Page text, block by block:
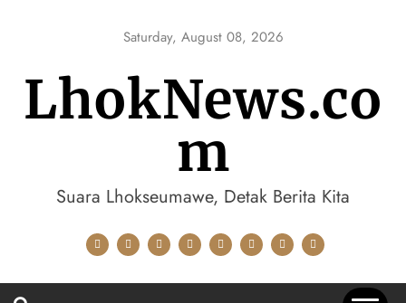
Saturday, August 08, 2026
LhokNews.co
m
Suara Lhokseumawe, Detak Berita Kita